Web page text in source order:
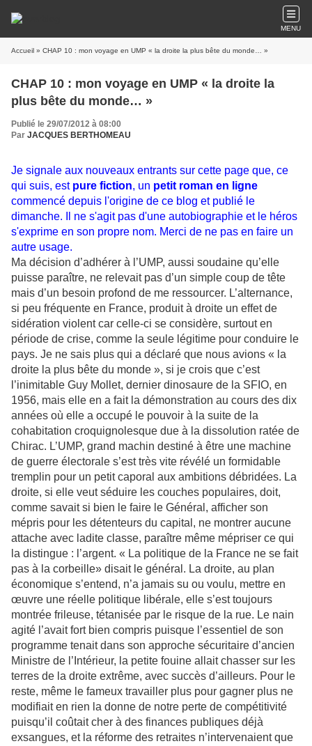
MENU
Accueil » CHAP 10 : mon voyage en UMP « la droite la plus bête du monde… »
CHAP 10 : mon voyage en UMP « la droite la
plus bête du monde… »
Publié le 29/07/2012 à 08:00
Par JACQUES BERTHOMEAU
Je signale aux nouveaux entrants sur cette page que, ce
qui suis, est pure fiction, un petit roman en ligne
commencé depuis l'origine de ce blog et publié le
dimanche. Il ne s'agit pas d'une autobiographie et le héros
s'exprime en son propre nom. Merci de ne pas en faire un
autre usage.
Ma décision d’adhérer à l’UMP, aussi soudaine qu’elle
puisse paraître, ne relevait pas d’un simple coup de tête
mais d’un besoin profond de me ressourcer. L’alternance,
si peu fréquente en France, produit à droite un effet de
sidération violent car celle-ci se considère, surtout en
période de crise, comme la seule légitime pour conduire le
pays. Je ne sais plus qui a déclaré que nous avions « la
droite la plus bête du monde », si je crois que c’est
l’inimitable Guy Mollet, dernier dinosaure de la SFIO, en
1956, mais elle en a fait la démonstration au cours des dix
années où elle a occupé le pouvoir à la suite de la
cohabitation croquignolesque due à la dissolution ratée de
Chirac. L’UMP, grand machin destiné à être une machine
de guerre électorale s’est très vite révélé un formidable
tremplin pour un petit caporal aux ambitions débridées. La
droite, si elle veut séduire les couches populaires, doit,
comme savait si bien le faire le Général, afficher son
mépris pour les détenteurs du capital, ne montrer aucune
attache avec ladite classe, paraître même mépriser ce qui
la distingue : l’argent. « La politique de la France ne se fait
pas à la corbeille» disait le général. La droite, au plan
économique s’entend, n’a jamais su ou voulu, mettre en
œuvre une réelle politique libérale, elle s’est toujours
montrée frileuse, tétanisée par le risque de la rue. Le nain
agité l’avait fort bien compris puisque l’essentiel de son
programme tenait dans son approche sécuritaire d’ancien
Ministre de l’Intérieur, la petite fouine allait chasser sur les
terres de la droite extrême, avec succès d’ailleurs. Pour le
reste, même le fameux travailler plus pour gagner plus ne
modifiait en rien la donne de notre perte de compétitivité
puisqu’il coûtait cher à des finances publiques déjà
exsangues, et la réforme des retraites n’intervenaient que